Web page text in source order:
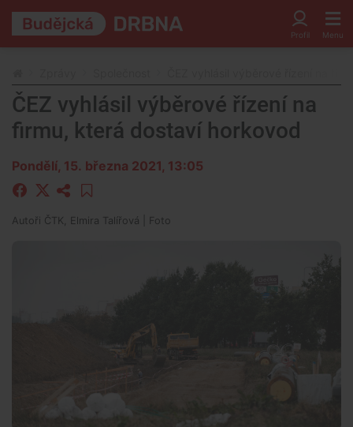
ČEZ vyhlásil výběrové řízení na
firmu, která dostaví horkovod
Pondělí, 15. března 2021, 13:05
Autoři ČTK, Elmira Talířová | Foto